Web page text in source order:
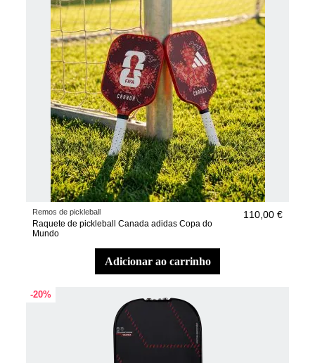
Remos de pickleball
Raquete de pickleball Canada adidas Copa do
Mundo
110,00 €
adicionar ao carrinho
-20%